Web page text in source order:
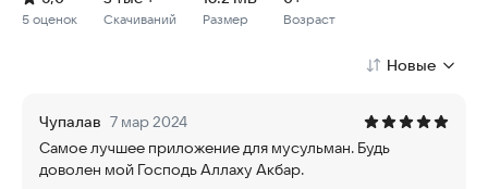
5 оценок Скачиваний Размер Возраст
Новые
Чупалав 7 мар 2024
Самое лучшее приложение для мусульман. Будь
доволен мой Господь Аллаху Акбар.